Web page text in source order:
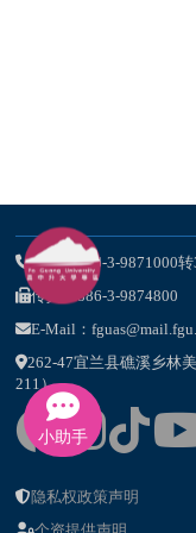
电话：886-3-9871000转
传真：886-3-9874800
E-Mail：
262-47宜兰县礁溪乡林
211）
隐私权政策声明
小助手